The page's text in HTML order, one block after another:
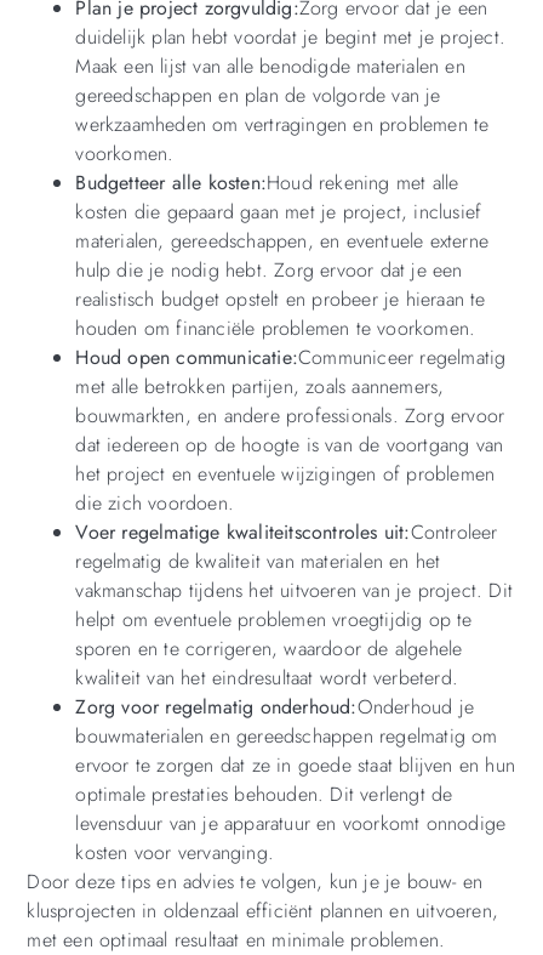
Plan je project zorgvuldig:Zorg ervoor dat je een
duidelijk plan hebt voordat je begint met je project.
Maak een lijst van alle benodigde materialen en
gereedschappen en plan de volgorde van je
werkzaamheden om vertragingen en problemen te
voorkomen.
Budgetteer alle kosten:Houd rekening met alle
kosten die gepaard gaan met je project, inclusief
materialen, gereedschappen, en eventuele externe
hulp die je nodig hebt. Zorg ervoor dat je een
realistisch budget opstelt en probeer je hieraan te
houden om financiële problemen te voorkomen.
Houd open communicatie:Communiceer regelmatig
met alle betrokken partijen, zoals aannemers,
bouwmarkten, en andere professionals. Zorg ervoor
dat iedereen op de hoogte is van de voortgang van
het project en eventuele wijzigingen of problemen
die zich voordoen.
Voer regelmatige kwaliteitscontroles uit:Controleer
regelmatig de kwaliteit van materialen en het
vakmanschap tijdens het uitvoeren van je project. Dit
helpt om eventuele problemen vroegtijdig op te
sporen en te corrigeren, waardoor de algehele
kwaliteit van het eindresultaat wordt verbeterd.
Zorg voor regelmatig onderhoud:Onderhoud je
bouwmaterialen en gereedschappen regelmatig om
ervoor te zorgen dat ze in goede staat blijven en hun
optimale prestaties behouden. Dit verlengt de
levensduur van je apparatuur en voorkomt onnodige
kosten voor vervanging.
Door deze tips en advies te volgen, kun je je bouw- en
klusprojecten in oldenzaal efficiënt plannen en uitvoeren,
met een optimaal resultaat en minimale problemen.